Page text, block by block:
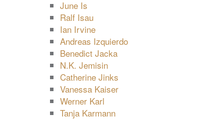
June Is
Ralf Isau
Ian Irvine
Andreas Izquierdo
Benedict Jacka
N.K. Jemisin
Catherine Jinks
Vanessa Kaiser
Werner Karl
Tanja Karmann